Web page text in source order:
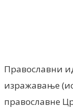
Православни
изражавање
православне